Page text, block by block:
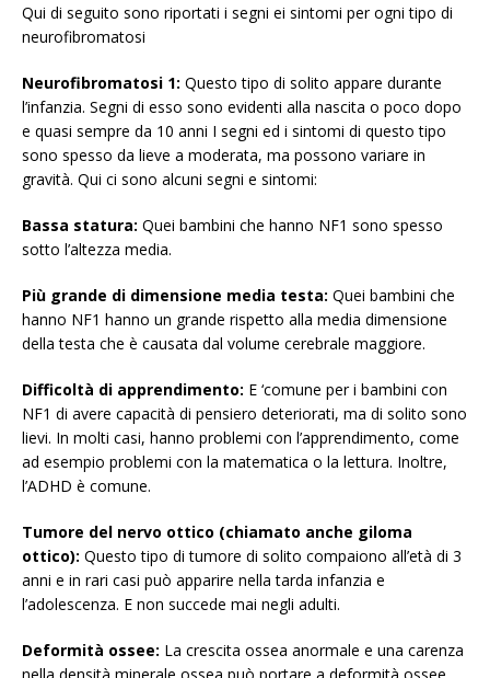
Qui di seguito sono riportati i segni ei sintomi per ogni tipo di
neurofibromatosi
Neurofibromatosi 1: Questo tipo di solito appare durante
l’infanzia. Segni di esso sono evidenti alla nascita o poco dopo
e quasi sempre da 10 anni I segni ed i sintomi di questo tipo
sono spesso da lieve a moderata, ma possono variare in
gravità. Qui ci sono alcuni segni e sintomi:
Bassa statura: Quei bambini che hanno NF1 sono spesso
sotto l’altezza media.
Più grande di dimensione media testa: Quei bambini che
hanno NF1 hanno un grande rispetto alla media dimensione
della testa che è causata dal volume cerebrale maggiore.
Difficoltà di apprendimento: E ‘comune per i bambini con
NF1 di avere capacità di pensiero deteriorati, ma di solito sono
lievi. In molti casi, hanno problemi con l’apprendimento, come
ad esempio problemi con la matematica o la lettura. Inoltre,
l’ADHD è comune.
Tumore del nervo ottico (chiamato anche giloma
ottico): Questo tipo di tumore di solito compaiono all’età di 3
anni e in rari casi può apparire nella tarda infanzia e
l’adolescenza. E non succede mai negli adulti.
Deformità ossee: La crescita ossea anormale e una carenza
nella densità minerale ossea può portare a deformità ossee,